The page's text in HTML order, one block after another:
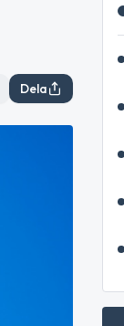
Dela